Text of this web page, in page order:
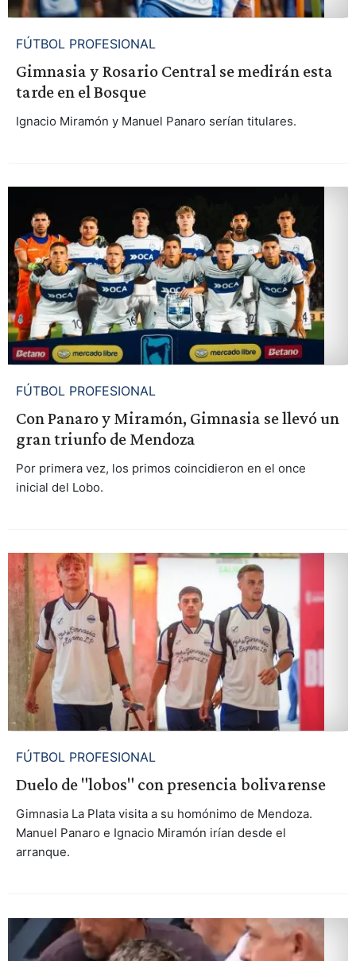
FÚTBOL PROFESIONAL
Gimnasia y Rosario Central se medirán esta
tarde en el Bosque
Ignacio Miramón y Manuel Panaro serían titulares.
FÚTBOL PROFESIONAL
Con Panaro y Miramón, Gimnasia se llevó un
gran triunfo de Mendoza
Por primera vez, los primos coincidieron en el once
inicial del Lobo.
FÚTBOL PROFESIONAL
Duelo de "lobos" con presencia bolivarense
Gimnasia La Plata visita a su homónimo de Mendoza.
Manuel Panaro e Ignacio Miramón irían desde el
arranque.